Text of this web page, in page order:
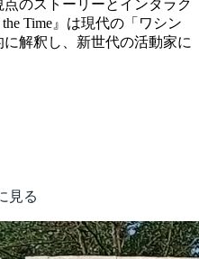
のストーリーとインタラク
Time』は現代の「ワシン
解釈し、新世代の活動家に
見る